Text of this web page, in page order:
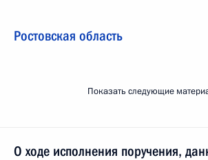
Ростовская область
Показать следующие
О ходе исполнения поручения,